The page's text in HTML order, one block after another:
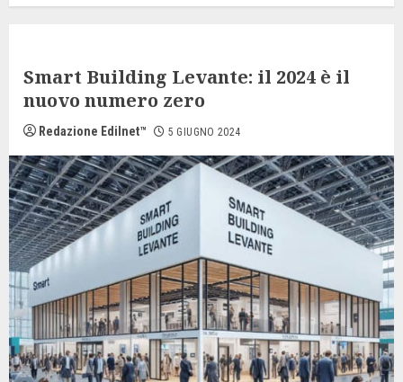
Smart Building Levante: il 2024 è il
nuovo numero zero
Redazione Edilnet™ 5 GIUGNO 2024